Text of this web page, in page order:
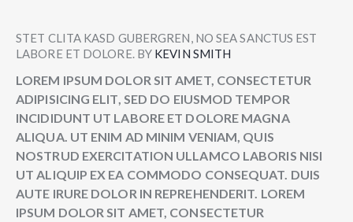
STET CLITA KASD GUBERGREN, NO SEA SANCTUS EST
LABORE ET DOLORE. BY KEVIN SMITH
LOREM IPSUM DOLOR SIT AMET, CONSECTETUR
ADIPISICING ELIT, SED DO EIUSMOD TEMPOR
INCIDIDUNT UT LABORE ET DOLORE MAGNA
ALIQUA. UT ENIM AD MINIM VENIAM, QUIS
NOSTRUD EXERCITATION ULLAMCO LABORIS NISI
UT ALIQUIP EX EA COMMODO CONSEQUAT. DUIS
AUTE IRURE DOLOR IN REPREHENDERIT. LOREM
IPSUM DOLOR SIT AMET, CONSECTETUR